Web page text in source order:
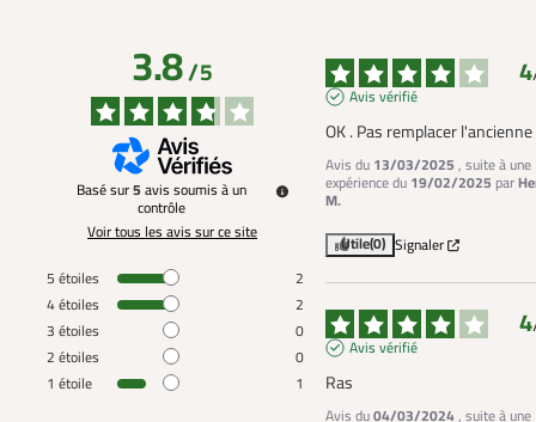
3.8/5
Basé sur5avis soumis à un
contrôle
Voir tous les avis sur ce site
5 étoiles
2
4étoiles
2
3 étoiles
0
2 étoiles
0
1 étoile 1
4
Avis vérifié
OK . Pas remplacer l'ancienne
Avis du 13/03/2025 , suite à une
expérience du 19/02/2025 par
M.
Utile(0) Signaler
4
Avis vérifié
Ras
Avis du04/03/2024, suite à une